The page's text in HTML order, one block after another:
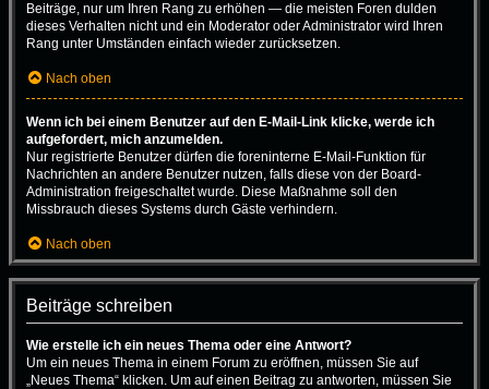
Beiträge, nur um Ihren Rang zu erhöhen — die meisten Foren dulden
dieses Verhalten nicht und ein Moderator oder Administrator wird Ihren
Rang unter Umständen einfach wieder zurücksetzen.
Nach oben
Wenn ich bei einem Benutzer auf den E-Mail-Link klicke, werde ich
aufgefordert, mich anzumelden.
Nur registrierte Benutzer dürfen die foreninterne E-Mail-Funktion für
Nachrichten an andere Benutzer nutzen, falls diese von der Board-
Administration freigeschaltet wurde. Diese Maßnahme soll den
Missbrauch dieses Systems durch Gäste verhindern.
Nach oben
Beiträge schreiben
Wie erstelle ich ein neues Thema oder eine Antwort?
Um ein neues Thema in einem Forum zu eröffnen, müssen Sie auf
„Neues Thema“ klicken. Um auf einen Beitrag zu antworten, müssen Sie